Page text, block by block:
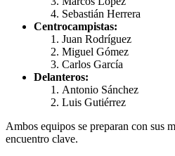
Sebastián Herrera
Centrocampistas:
Juan Rodríguez
Miguel Gómez
Carlos García
Delanteros:
Antonio Sánchez
Luis Gutiérrez
Ambos equipos se preparan con sus
encuentro clave.